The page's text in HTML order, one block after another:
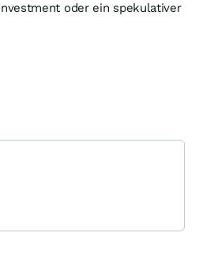
oder ein spekulativer